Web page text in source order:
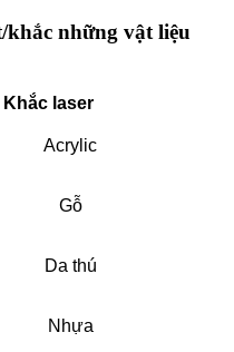
khắc những vật liệu
Khắc laser
Acrylic
Gỗ
Da thú
Nhựa